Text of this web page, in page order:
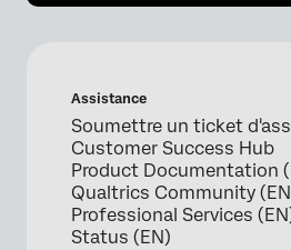
Assistance
Soumettre un ticket
Customer Success Hub
Product Documentation
Qualtrics Community
Professional Services
Status (EN)